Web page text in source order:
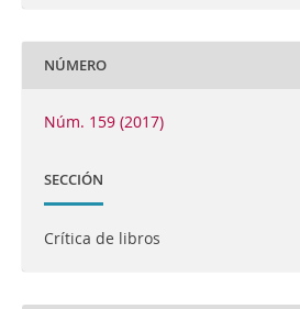
NÚMERO
Núm. 159 (2017)
SECCIÓN
Crítica de libros